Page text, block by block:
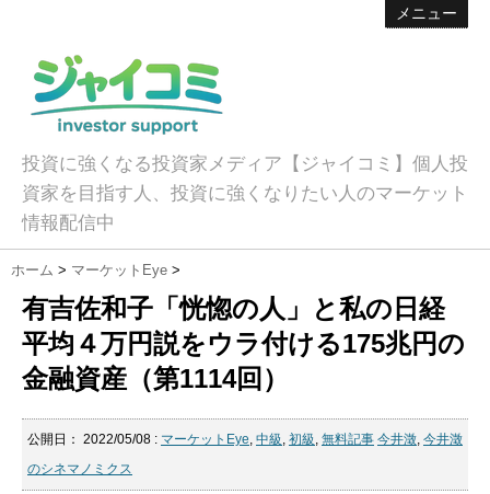
メニュー
投資に強くなる投資家メディア【ジャイコミ】個人投
資家を目指す人、投資に強くなりたい人のマーケット
情報配信中
ホーム > マーケットEye >
有吉佐和子「恍惚の人」と私の日経
平均４万円説をウラ付ける175兆円の
金融資産（第1114回）
公開日： 2022/05/08 : マーケットEye, 中級, 初級, 無料記事 今井澂, 今井澂
のシネマノミクス